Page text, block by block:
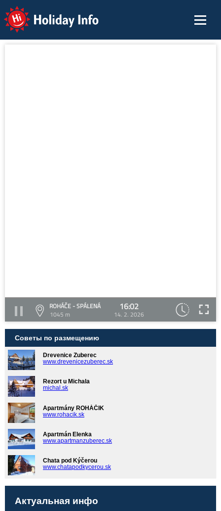
Holiday Info
ROHÁČE - SPÁLENÁ
1045 m
16:02
14. 2. 2026
Советы по размещению
Drevenice Zuberec
www.drevenicezuberec.sk
Rezort u Michala
michal.sk
Apartmány ROHÁČIK
www.rohacik.sk
Apartmán Elenka
www.apartmanzuberec.sk
Chata pod Kýčerou
www.chatapodkycerou.sk
Актуальная инфо